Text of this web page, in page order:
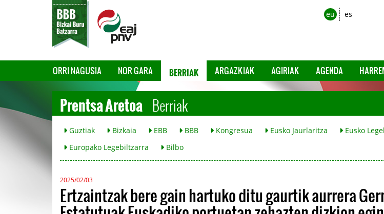
eu es
ORRI NAGUSIA NOR GARA BERRIAK ARGAZKIAK AGIRIAK AGENDA
Prentsa Aretoa Berriak
Guztiak Bizkaia EBB BBB Kongresua Eusko Jaurlaritza Eusko
Europako Legebiltzarra
Bilbo
2025/02/03
Ertzaintzak bere gain hartuko ditu gaurtik aurrera